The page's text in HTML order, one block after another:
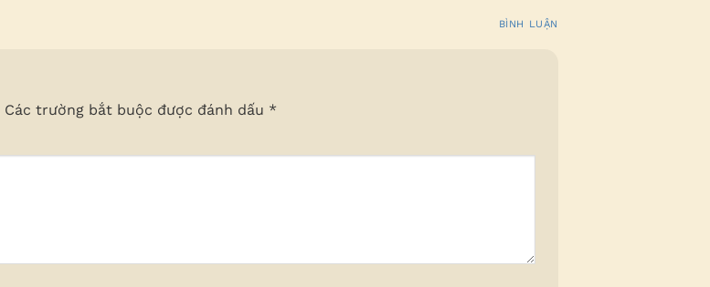
BÌNH LUẬN
Các trường bắt buộc được đánh dấu *